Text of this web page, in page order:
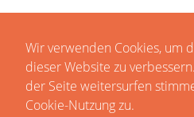
Wir verwenden Cookies, um
dieser Website zu
der Seite weitersurfen
Cookie-Nutzung zu.